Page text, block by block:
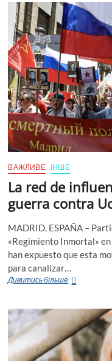
математик,
наукових
напрямів
теорії
чисел,
алгебрі
і
геометрії.
ВАЖЛИВЕ ІНШЕ
La red de
guerra contra
MADRID, ESPAÑA –
«Regimiento Inmortal»
han expuesto que esta
para canalizar…
Дивитись більшеLa
influencia
rusa
que
financia
la